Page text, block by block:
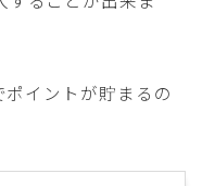
イントが貯まるの